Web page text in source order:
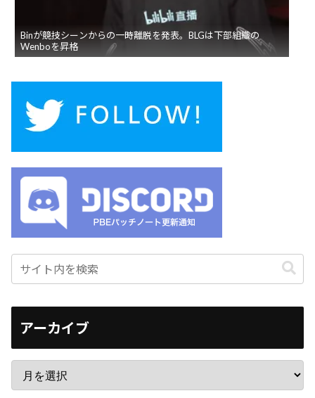
Binが競技シーンからの一時離脱を発表。BLGは下部組織の
Wenboを昇格
アーカイブ